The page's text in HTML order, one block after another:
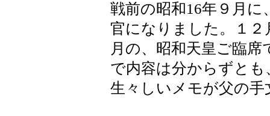
戦前の昭和16年９月
官になりました。１２
月の、昭和天皇ご臨
で内容は分からずと
生々しいメモが父の